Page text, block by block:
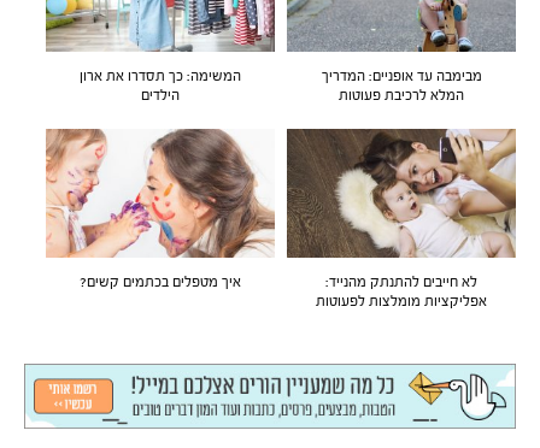
מבימבה עד אופניים: המדריך
המלא לרכיבת פעוטות
המשימה: כך תסדרו את ארון
הילדים
לא חייבים להתנתק מהנייד:
אפליקציות מומלצות לפעוטות
איך מטפלים בכתמים קשים?